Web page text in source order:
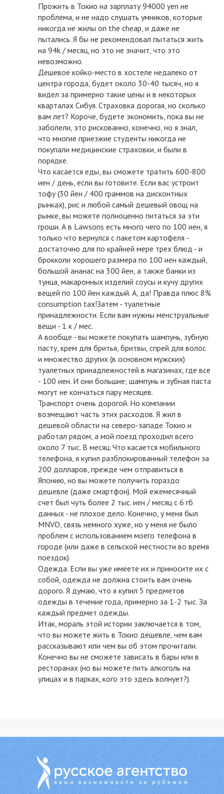
Прожить в Токио на зарплату 94000 yen не
проблема, и не надо слушать умников, которые
никогда не жилы on the cheap, и даже не
пытались. Я бы не рекомендовал пытаться жить
на 94k / месяц, но это не значит, что это
невозможно.
Дешевое койко-место в хостеле недалеко от
центра города, будет около 30-40 тысяч, но я
видел за примерно такие цены и в некоторых
кварталах Сибуя. Страховка дорогая, но сколько
вам лет? Короче, будете экономить, пока вы не
заболели, это рискованно, конечно, но я знал,
что многие приезжие студенты никогда не
покупали медицинские страховки, и были в
порядке.
Что касается еды, вы сможете тратить 600-800
иен / день, если вы готовите. Если вас устроит
тофу (30 йен / 400 граммов на дисконтных
рынках), рис и любой самый дешевый овощ на
рынке, вы можете полноценно питаться за эти
гроши. А в Lawsons есть много чего по 100 иен, я
только что вернулся с пакетом картофеля -
достаточно для по крайней мере трех блюд - и
брокколи хорошего размера по 100 иен каждый,
большой ананас на 300 йен, а также банки из
тунца, макаронных изделий соусы и кучу других
вещей по 100 йен каждый. А, да! Правда плюс 8%
consumption tax!Затем - туалетные
принадлежности. Если вам нужны менструальные
вещи - 1 к / мес.
А вообще - вы можете покупать шампунь, зубную
пасту, крем для бритья, бритвы, спрей для волос
и множество других (в основном мужских)
туалетных принадлежностей в магазинах, где все
- 100 иен. И они большие; шампунь и зубная паста
могут не кончаться пару месяцев.
Транспорт очень дорогой. Но компании
возмещают часть этих расходов. Я жил в
дешевой области на северо-западе Токио и
работал рядом, а мой поезд проходил всего
около 7 тыс. В месяц. Что касается мобильного
телефона, я купил разблокированный телефон за
200 долларов, прежде чем отправиться в
Японию, но вы можете получить гораздо
дешевле (даже смартфон). Мой ежемесячный
счет был чуть более 2 тыс. иен / месяц с 6 гб
данных - не плохое дело. Конечно, у меня был
MNVO, связь немного хуже, но у меня не было
проблем с использованием моего телефона в
городе (или даже в сельской местности во время
поездок).
Одежда. Если вы уже имеете их и приносите их с
собой, одежда не должна стоить вам очень
дорого. Я думаю, что я купил 5 предметов
одежды в течение года, примерно за 1-2 тыс. За
каждый предмет одежды.
Итак, мораль этой истории заключается в том,
что вы можете жить в Токио дешевле, чем вам
рассказывают или чем вы об этом прочитали.
Конечно вы не сможете зависать в бары или в
ресторанах (но вы можете пить алкоголь на
улицах и в парках, кого это здесь волнует?).